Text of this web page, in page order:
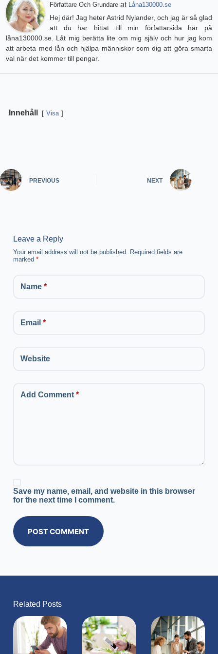
Författare Och Grundare at Låna130000.se
Hej där! Jag heter Astrid Nylander, och jag är så glad
att du har hittat till min författarsida här på
låna130000.se. Låt mig berätta lite om mig själv och hur jag kom
att arbeta med lån och hjälpa människor som dig att göra smarta
val när det kommer till pengar.
Innehåll Visa
PREVIOUS NEXT
Leave a Reply
Your email address will not be published. Required fields are
marked *
Name*
Email *
Website
Add Comment*
Save my name, email, and website in this browser
for the next time I comment.
POST COMMENT
Related Posts